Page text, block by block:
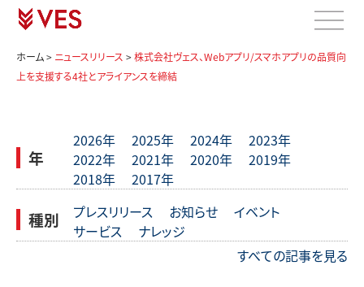
ホーム> ニュースリリース >株式会社ヴェス、Webアプリ/スマホアプリの品質向
上を支援する4社とアライアンスを締結
年
2026年 2025年 2024年
2023年
2022年
2021年 2020年
2019年
2018年
2017年
種別 プレスリリース お知らせ
イベント
サービス
ナレッジ
すべての記事を見る